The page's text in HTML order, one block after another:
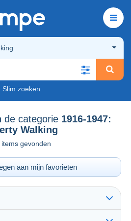
Slim zoeken
de categorie 1916-1947:
Walking
items gevonden
aan mijn favorieten